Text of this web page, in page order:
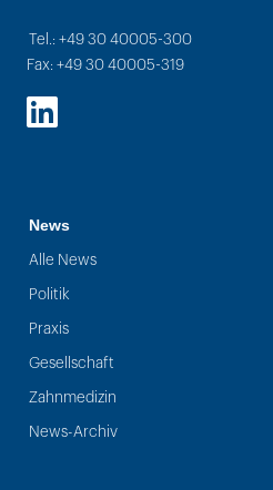
Tel.: +49 30 40005-300
Fax: +49 30 40005-319
LinkedIn
News
Alle News
Politik
Praxis
Gesellschaft
Zahnmedizin
News-Archiv